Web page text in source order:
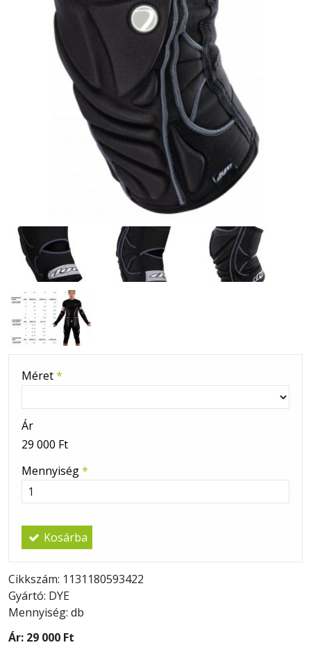
Méret*
Ár
29 000 Ft
Mennyiség*
Kosárba
Cikkszám: 1131180593422
Gyártó: DYE
Mennyiség: db
Ár: 29 000 Ft